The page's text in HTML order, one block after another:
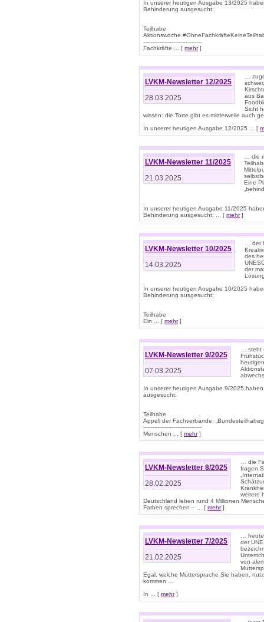
In unserer heutigen Ausgabe 13/2025
Behinderung ausgesucht:
Teilhabe
Aktionswoche
---------------------------------
Fachkräfte ... [ mehr]
LVKM-Newsletter 12/2025
28.03.2025
…
aus
Sicht
wissen: die Torte gibt es mittlerweile auch
In unserer heutigen Ausgabe 12/2025 ... [
LVKM-Newsletter 11/2025
21.03.2025
… die
Eine
In unserer heutigen Ausgabe 11/2025
Behinderung ausgesucht: ... [ mehr]
LVKM-Newsletter 10/2025
14.03.2025
… der
des
der
In unserer heutigen Ausgabe 10/2025
Behinderung ausgesucht:
Teilhabe
Ein ... [ mehr]
LVKM-Newsletter 9/2025
07.03.2025
… steht
In unserer heutigen Ausgabe 9/2025
ausgesucht:
Teilhabe
Appell der Fachverbände:
---------------------------------
Menschen ... [ mehr]
LVKM-Newsletter 8/2025
28.02.2025
… die
fragen
weitere
Deutschland leben rund 4 Millionen
Farben sprechen – ... [ mehr]
LVKM-Newsletter 7/2025
21.02.2025
…
der
von
Egal, welche Muttersprache Sie haben,
kommen …
In ... [ mehr]